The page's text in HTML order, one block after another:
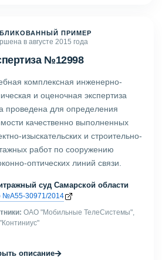
ПРИМЕР
в августе 2015 года
№12998
комплексная инженерно-
и оценочная экспертиза
проведена для определения
качественно выполненных
изыскательских и строительно-
работ по сооружению
оптических линий связи.
суд Самарской области
№А55-30971/2014
ОАО "Мобильные ТелеСистемы",
описание→